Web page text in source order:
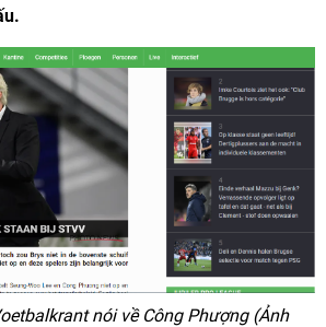
nói về Công Phượng (Ảnh